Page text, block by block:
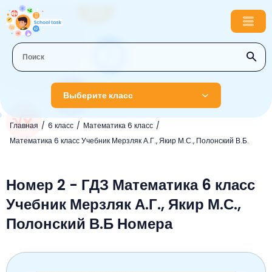
Выберите класс
Главная 6 класс
Математика 6 класс
Математика 6 класс Учебник Мерзляк А.Г., Якир М.С., Полонский В.Б.
1 класс
Русский язык
Литературное чтение
Окружающий мир
Математика
Математика
Английский язык
Информатика
Литературное чтение
3 класс
Музыка
Окружающий мир
4 класс
Английский язык
Номер 2 - ГДЗ Математика 6 класс
Учебник Мерзляк А.Г., Якир М.С.,
Полонский В.Б Номера